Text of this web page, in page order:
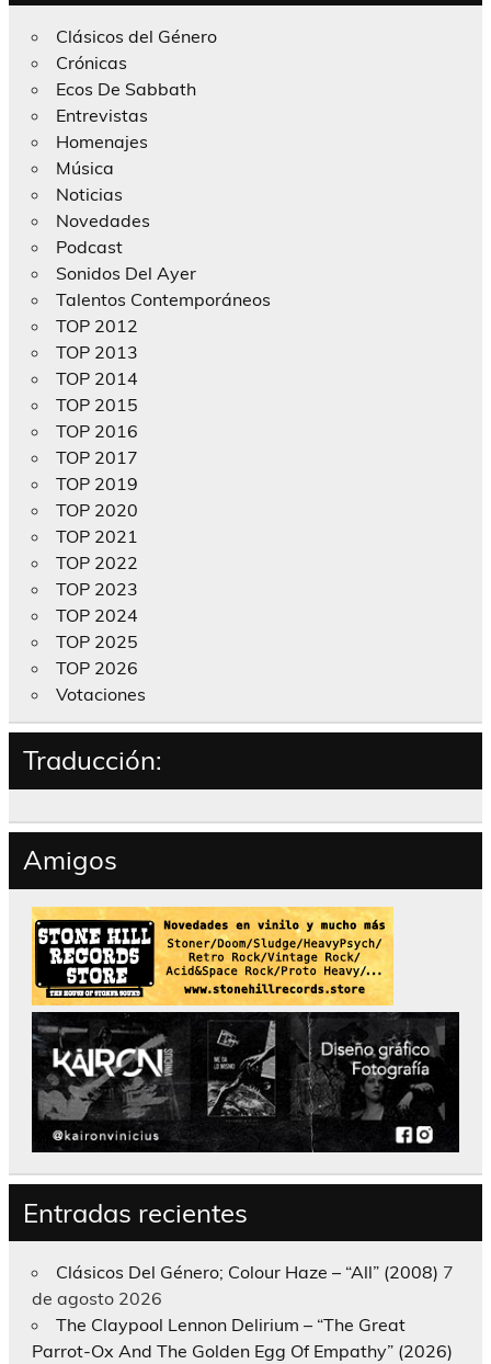
Clásicos del Género
Crónicas
Ecos De Sabbath
Entrevistas
Homenajes
Música
Noticias
Novedades
Podcast
Sonidos Del Ayer
Talentos Contemporáneos
TOP 2012
TOP 2013
TOP 2014
TOP 2015
TOP 2016
TOP 2017
TOP 2019
TOP 2020
TOP 2021
TOP 2022
TOP 2023
TOP 2024
TOP 2025
TOP 2026
Votaciones
Traducción:
Amigos
Entradas recientes
Clásicos Del Género; Colour Haze – “All” (2008) 7
de agosto 2026
The Claypool Lennon Delirium – “The Great
Parrot-Ox And The Golden Egg Of Empathy” (2026)